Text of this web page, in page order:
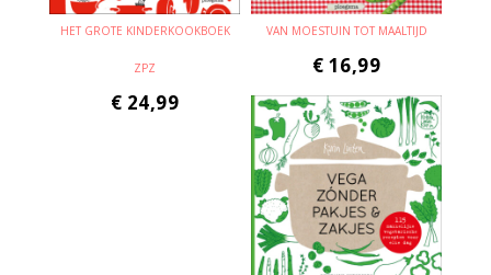
HET GROTE KINDERKOOKBOEK
ZPZ
€ 24,99
VAN MOESTUIN TOT MAALTIJD
€ 16,99